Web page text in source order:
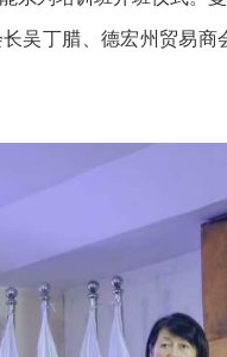
吴丁腊、德宏州贸易